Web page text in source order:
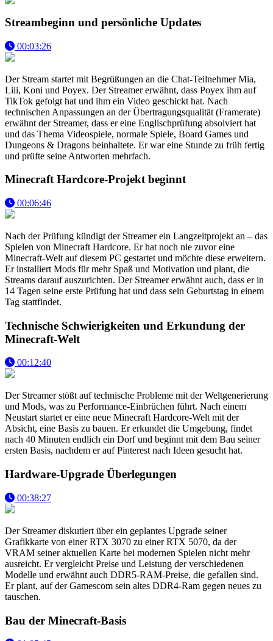
Streambeginn und persönliche Updates
00:03:26
Der Stream startet mit Begrüßungen an die Chat-Teilnehmer Mia,
Lili, Koni und Poyex. Der Streamer erwähnt, dass Poyex ihm auf
TikTok gefolgt hat und ihm ein Video geschickt hat. Nach
technischen Anpassungen an der Übertragungsqualität (Framerate)
erwähnt der Streamer, dass er eine Englischprüfung absolviert hat
und das Thema Videospiele, normale Spiele, Board Games und
Dungeons & Dragons beinhaltete. Er war eine Stunde zu früh fertig
und prüfte seine Antworten mehrfach.
Minecraft Hardcore-Projekt beginnt
00:06:46
Nach der Prüfung kündigt der Streamer ein Langzeitprojekt an – das
Spielen von Minecraft Hardcore. Er hat noch nie zuvor eine
Minecraft-Welt auf diesem PC gestartet und möchte diese erweitern.
Er installiert Mods für mehr Spaß und Motivation und plant, die
Streams darauf auszurichten. Der Streamer erwähnt auch, dass er in
14 Tagen seine erste Prüfung hat und dass sein Geburtstag in einem
Tag stattfindet.
Technische Schwierigkeiten und Erkundung der
Minecraft-Welt
00:12:40
Der Streamer stößt auf technische Probleme mit der Weltgenerierung
und Mods, was zu Performance-Einbrüchen führt. Nach einem
Neustart startet er eine neue Minecraft Hardcore-Welt mit der
Absicht, eine Basis zu bauen. Er erkundet die Umgebung, findet
nach 40 Minuten endlich ein Dorf und beginnt mit dem Bau seiner
ersten Basis, nachdem er auf Pinterest nach Ideen gesucht hat.
Hardware-Upgrade Überlegungen
00:38:27
Der Streamer diskutiert über ein geplantes Upgrade seiner
Grafikkarte von einer RTX 3070 zu einer RTX 5070, da der
VRAM seiner aktuellen Karte bei modernen Spielen nicht mehr
ausreicht. Er vergleicht Preise und Leistung der verschiedenen
Modelle und erwähnt auch DDR5-RAM-Preise, die gefallen sind.
Er plant, auf der Gamescom sein altes DDR4-Ram gegen neues zu
tauschen.
Bau der Minecraft-Basis